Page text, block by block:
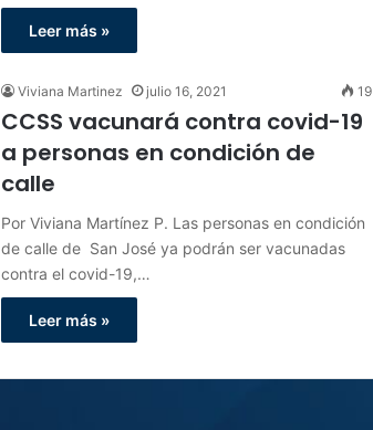
Leer más »
Viviana Martinez julio 16, 2021 19
CCSS vacunará contra covid-19
a personas en condición de
calle
Por Viviana Martínez P. Las personas en condición
de calle de San José ya podrán ser vacunadas
contra el covid-19,…
Leer más »